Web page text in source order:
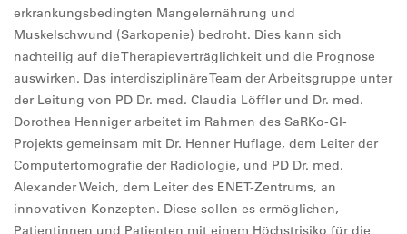
erkrankungsbedingten Mangelernährung und
Muskelschwund (Sarkopenie) bedroht. Dies kann sich
nachteilig auf die Therapieverträglichkeit und die Prognose
auswirken. Das interdisziplinäre Team der Arbeitsgruppe unter
der Leitung von PD Dr. med. Claudia Löffler und Dr. med.
Dorothea Henniger arbeitet im Rahmen des SaRKo-GI-
Projekts gemeinsam mit Dr. Henner Huflage, dem Leiter der
Computertomografie der Radiologie, und PD Dr. med.
Alexander Weich, dem Leiter des ENET-Zentrums, an
innovativen Konzepten. Diese sollen es ermöglichen,
Patientinnen und Patienten mit einem Höchstrisiko für die